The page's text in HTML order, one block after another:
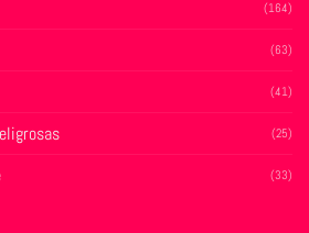
(164)
(63)
(41)
(25)
(33)